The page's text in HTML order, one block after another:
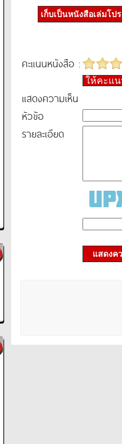
เก็บเป็นหนังสือเล่มโป
คะแนนหนังสือ :
ให้คะแ
แสดงความเห็น
หัวข้อ
รายละเอียด
แสดงค